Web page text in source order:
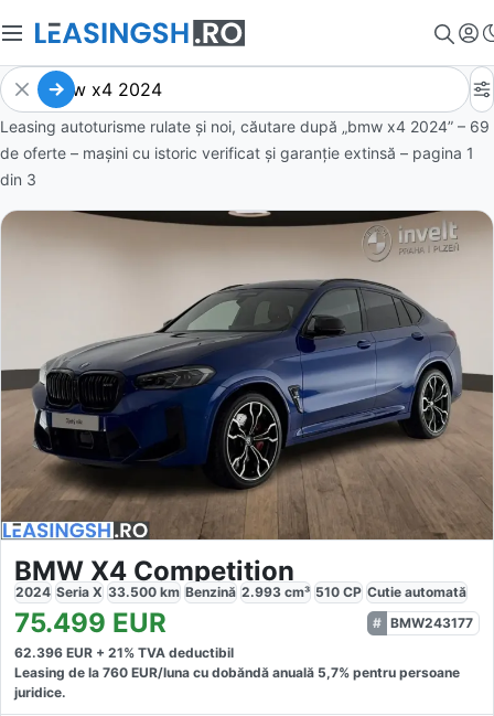
Leasing autoturisme rulate și noi, căutare după „bmw x4 2024” – 69
de oferte – mașini cu istoric verificat și garanție extinsă – pagina 1
din 3
BMW X4 Competition
2024 Seria X 33.500 km Benzină 2.993 cm³ 510 CP Cutie automată
75.499 EUR
BMW243177
62.396 EUR + 21% TVA deductibil
Leasing de la 760 EUR/luna cu dobăndă anuală 5,7% pentru persoane
juridice.